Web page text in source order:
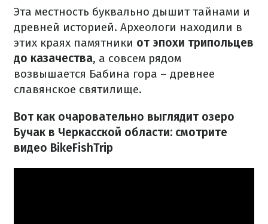
Эта местность буквально дышит тайнами и
древней историей. Археологи находили в
этих краях памятники от эпохи трипольцев
до казачества, а совсем рядом
возвышается Бабина гора – древнее
славянское святилище.
Вот как очаровательно выглядит озеро
Бучак в Черкасской области: смотрите
видео BikeFishTrip